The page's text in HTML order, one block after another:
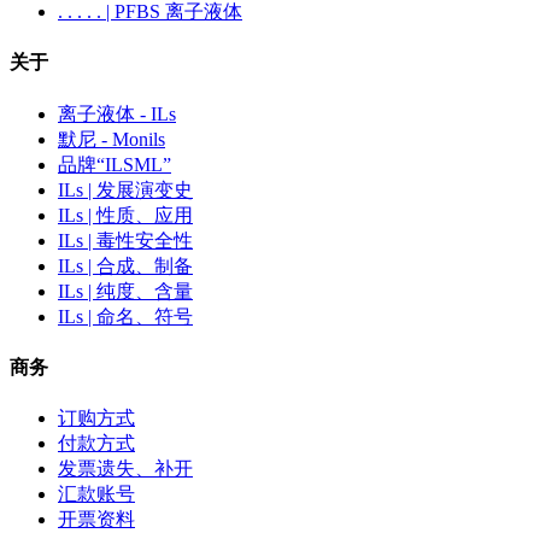
. . . . . | PFBS 离子液体
关于
离子液体 - ILs
默尼 - Monils
品牌“ILSML”
ILs | 发展演变史
ILs | 性质、应用
ILs | 毒性安全性
ILs | 合成、制备
ILs | 纯度、含量
ILs | 命名、符号
商务
订购方式
付款方式
发票遗失、补开
汇款账号
开票资料